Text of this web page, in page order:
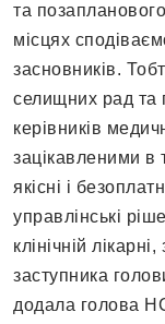
та
місцях
засновників.
селищних рад та
керівників
зацікавленими
якісні і
управлінські
клінічній
заступника
додала голова